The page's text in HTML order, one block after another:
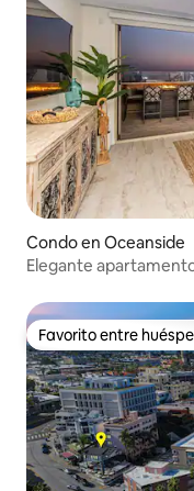
Condo en Oceanside
Elegante
Favorito entre
Favorito entre